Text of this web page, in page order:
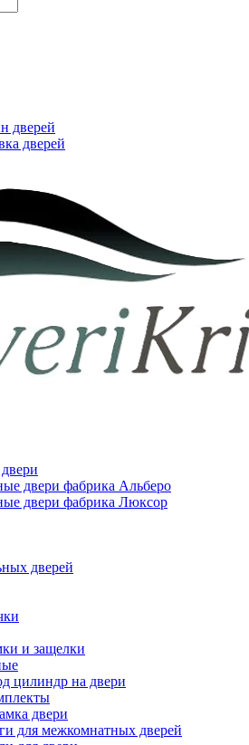
дверей
дверей
двери фабрика Альберо
двери фабрика Люксор
дверей
и защелки
цилиндр на двери
двери
для межкомнатных дверей